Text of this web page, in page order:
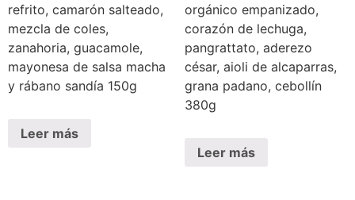
refrito, camarón salteado,
mezcla de coles,
zanahoria, guacamole,
mayonesa de salsa macha
y rábano sandía 150g
Leer más
orgánico empanizado,
corazón de lechuga,
pangrattato, aderezo
césar, aioli de alcaparras,
grana padano, cebollín
380g
Leer más